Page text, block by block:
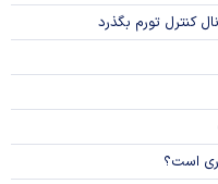
کنترل تورم بگذرد
است؟